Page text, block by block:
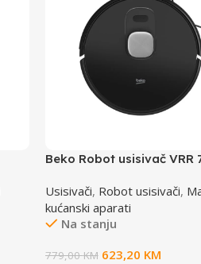
Beko Robot usisivač VRR
Usisivači, Robot usisivači,
kućanski aparati
Na stanju
779,00KM 623,20 KM